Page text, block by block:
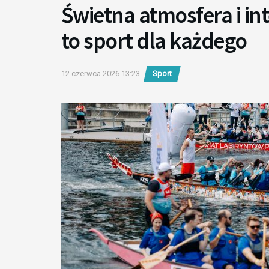
Świetna atmosfera i
to sport dla każdego
12 czerwca 2026 13:23 Sport